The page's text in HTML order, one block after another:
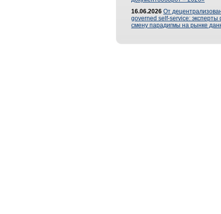
16.06.2026 От
governed self-service: эксперты
смену парадигмы на рынке